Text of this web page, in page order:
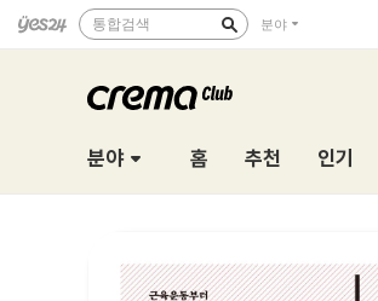
통합검색 분야
분야 홈 추천 인기